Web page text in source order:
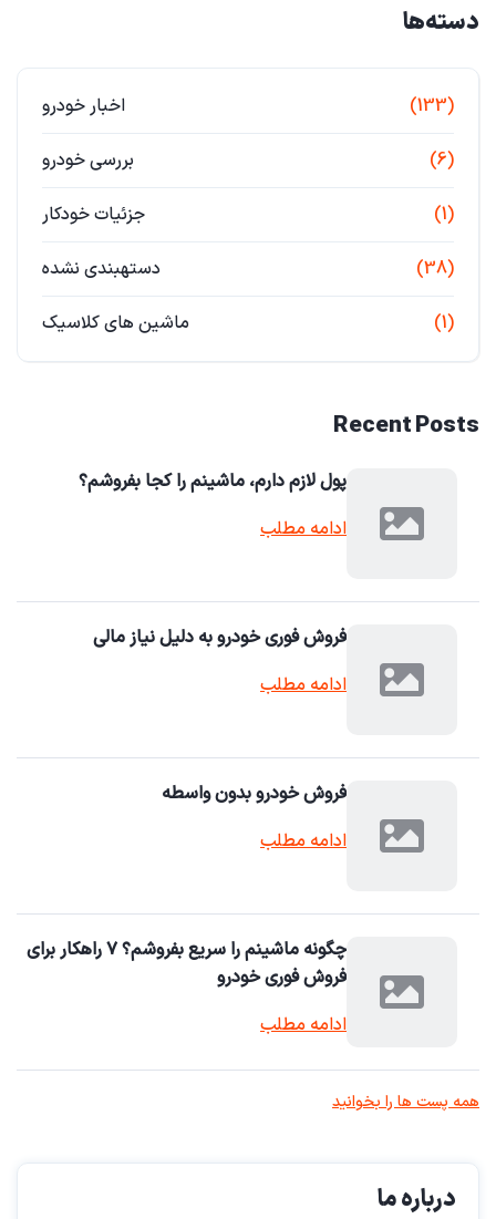
دسته‌ها
اخبار خودرو (133)
بررسی خودرو (6)
جزئیات خودکار (1)
دستهبندی نشده (38)
ماشین های کلاسیک (1)
Recent Posts
پول لازم دارم، ماشینم را کجا بفروشم؟
ادامه مطلب
فروش فوری خودرو به دلیل نیاز مالی
ادامه مطلب
فروش خودرو بدون واسطه
ادامه مطلب
چگونه ماشینم را سریع بفروشم؟ ۷ راهکار برای
فروش فوری خودرو
ادامه مطلب
همه پست ها را بخوانید
درباره ما